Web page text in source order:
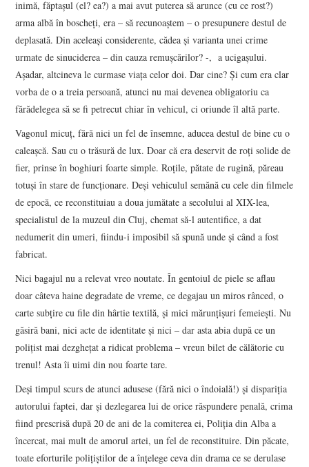
inimă, făptaşul (el? ea?) a mai avut puterea să arunce (cu ce rost?)
arma albă în boscheţi, era – să recunoaştem – o presupunere destul de
deplasată. Din aceleaşi considerente, cădea şi varianta unei crime
urmate de sinuciderea – din cauza remuşcărilor? -, a ucigaşului.
Aşadar, altcineva le curmase viaţa celor doi. Dar cine? Şi cum era clar
vorba de o a treia persoană, atunci nu mai devenea obligatoriu ca
fărădelegea să se fi petrecut chiar în vehicul, ci oriunde îl altă parte.
Vagonul micuţ, fără nici un fel de însemne, aducea destul de bine cu o
caleaşcă. Sau cu o trăsură de lux. Doar că era deservit de roţi solide de
fier, prinse în boghiuri foarte simple. Roţile, pătate de rugină, păreau
totuşi în stare de funcţionare. Deşi vehiculul semănă cu cele din filmele
de epocă, ce reconstituiau a doua jumătate a secolului al XIX-lea,
specialistul de la muzeul din Cluj, chemat să-l autentifice, a dat
nedumerit din umeri, fiindu-i imposibil să spună unde şi când a fost
fabricat.
Nici bagajul nu a relevat vreo noutate. În gentoiul de piele se aflau
doar câteva haine degradate de vreme, ce degajau un miros rânced, o
carte subţire cu file din hârtie textilă, şi mici mărunţişuri femeieşti. Nu
găsiră bani, nici acte de identitate şi nici – dar asta abia după ce un
poliţist mai dezgheţat a ridicat problema – vreun bilet de călătorie cu
trenul! Asta îi uimi din nou foarte tare.
Deşi timpul scurs de atunci adusese (fără nici o îndoială!) şi dispariţia
autorului faptei, dar şi dezlegarea lui de orice răspundere penală, crima
fiind prescrisă după 20 de ani de la comiterea ei, Poliţia din Alba a
încercat, mai mult de amorul artei, un fel de reconstituire. Din păcate,
toate eforturile poliţiştilor de a înţelege ceva din drama ce se derulase